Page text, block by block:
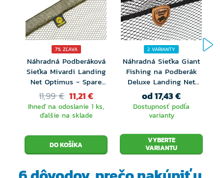
7% ZĽAVA
Náhradná Podberáková
Sieťka Mivardi Landing
Net Optimus - Spare
Mesh
11,99 € 11,21 €
Ihneď na odoslanie 1 ks,
ďalšie na sklade
2 VARIANTY
Náhradná Sieťka Giant
Fishing na Podberák
Deluxe Landing Net
Rubber
od 17,43 €
Dostupnosť podľa
varianty
VYBERTE
VARIANTU